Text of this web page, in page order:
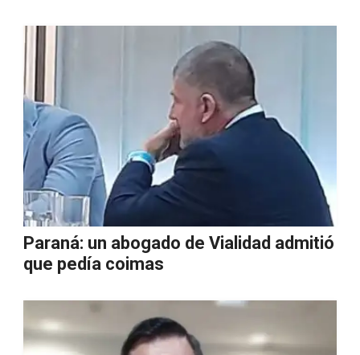
Paraná: un abogado de Vialidad admitió
que pedía coimas